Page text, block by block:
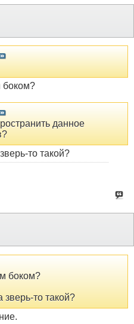
боком?
данное
то такой?
боком?
зверь-то такой?